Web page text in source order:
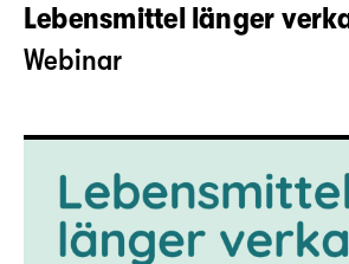
Lebensmittel länger
Webinar